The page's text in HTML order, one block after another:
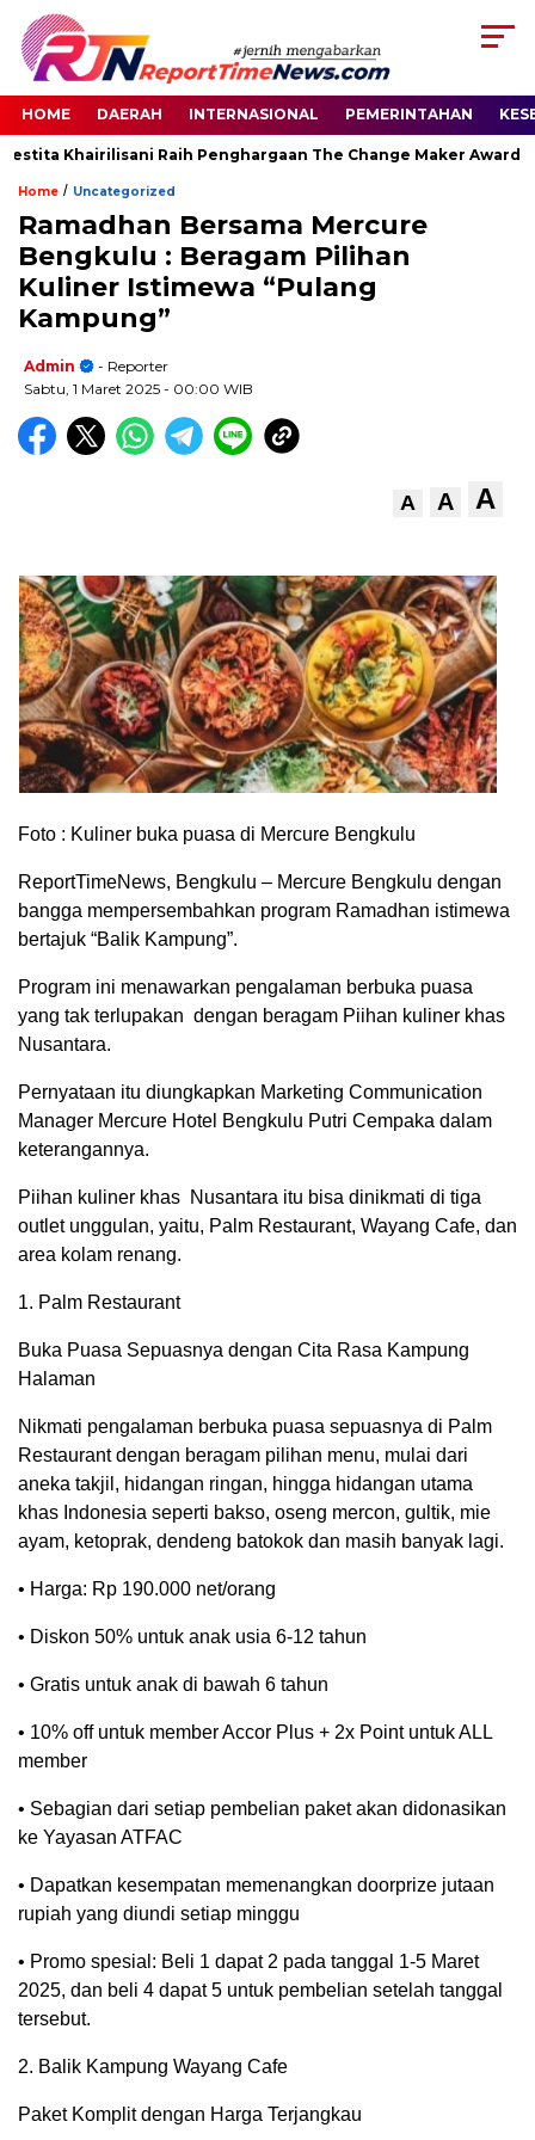
HOME DAERAH INTERNASIONAL PEMERINTAHAN
Khairilisani Raih Penghargaan The Change Maker Awards
Home / Uncategorized
Ramadhan Bersama Mercure
Bengkulu : Beragam Pilihan
Kuliner Istimewa “Pulang
Kampung”
Admin
- Reporter
Sabtu, 1 Maret 2025 - 00:00 WIB
A A A
Foto : Kuliner buka puasa di Mercure Bengkulu
ReportTimeNews, Bengkulu – Mercure Bengkulu dengan
bangga mempersembahkan program Ramadhan istimewa
bertajuk “Balik Kampung”.
Program ini menawarkan pengalaman berbuka puasa
yang tak terlupakan dengan beragam Piihan kuliner khas
Nusantara.
Pernyataan itu diungkapkan Marketing Communication
Manager Mercure Hotel Bengkulu Putri Cempaka dalam
keterangannya.
Piihan kuliner khas Nusantara itu bisa dinikmati di tiga
outlet unggulan, yaitu, Palm Restaurant, Wayang Cafe, dan
area kolam renang.
1. Palm Restaurant
Buka Puasa Sepuasnya dengan Cita Rasa Kampung
Halaman
Nikmati pengalaman berbuka puasa sepuasnya di Palm
Restaurant dengan beragam pilihan menu, mulai dari
aneka takjil, hidangan ringan, hingga hidangan utama
khas Indonesia seperti bakso, oseng mercon, gultik, mie
ayam, ketoprak, dendeng batokok dan masih banyak lagi.
• Harga: Rp 190.000 net/orang
• Diskon 50% untuk anak usia 6-12 tahun
• Gratis untuk anak di bawah 6 tahun
• 10% off untuk member Accor Plus + 2x Point untuk ALL
member
• Sebagian dari setiap pembelian paket akan didonasikan
ke Yayasan ATFAC
• Dapatkan kesempatan memenangkan doorprize jutaan
rupiah yang diundi setiap minggu
• Promo spesial: Beli 1 dapat 2 pada tanggal 1-5 Maret
2025, dan beli 4 dapat 5 untuk pembelian setelah tanggal
tersebut.
2. Balik Kampung Wayang Cafe
Paket Komplit dengan Harga Terjangkau